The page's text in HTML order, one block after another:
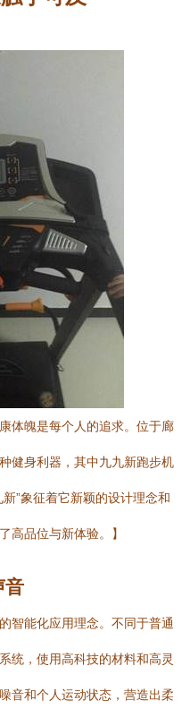
体魄是每个人的追求。位于廊
健身利器，其中九九新跑步机
”象征着它新颖的设计理念和
高品位与新体验。】
音
智能化应用理念。不同于普通
统，使用高科技的材料和高灵
音和个人运动状态，营造出柔